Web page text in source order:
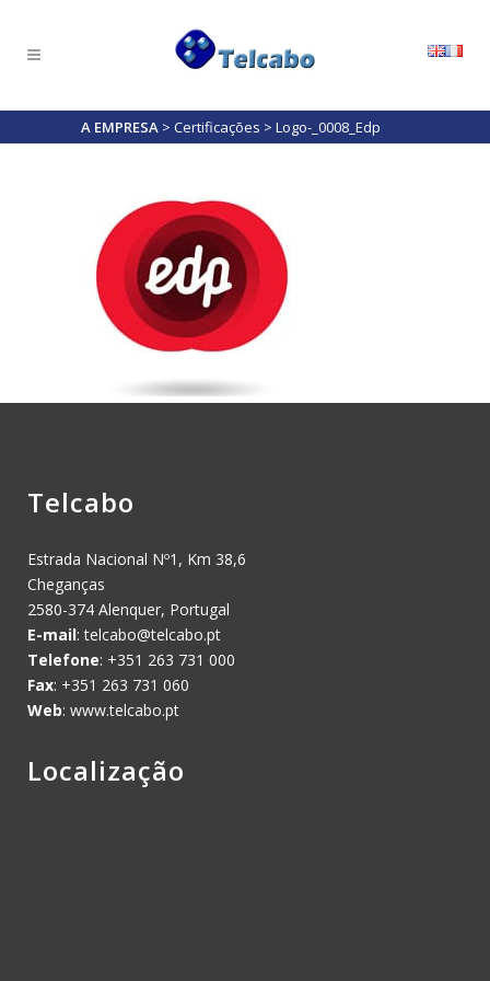
A EMPRESA > Certificações > Logo-_0008_Edp
Telcabo
Estrada Nacional Nº1, Km 38,6
Cheganças
2580-374 Alenquer, Portugal
E-mail:telcabo@telcabo.pt
Telefone: +351 263 731 000
Fax: +351 263 731 060
Web: www.telcabo.pt
Localização